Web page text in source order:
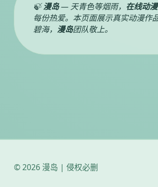
🍃漫岛— 天青色等烟雨， 在线动
每份热爱。本页面展示真实动漫作
碧海， 漫岛团队敬上。
© 2026 漫岛 | 侵权必删